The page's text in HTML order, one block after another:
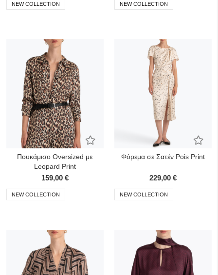
NEW COLLECTION NEW COLLECTION
Προσθήκη στα Αγαπημένα
Πουκάμισο Oversized με
Leopard Print
159,00 €
NEW COLLECTION
Φόρεμα σε Σατέν Pois Print
229,00 €
NEW COLLECTION